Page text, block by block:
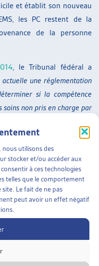
nous utilisons des
stocker et/ou accéder aux
à ces technologies
telles que le comportement
Le fait de ne pas
peut avoir un effet négatif
et établit son nouveau
les PC restent de la
de la personne
, le Tribunal fédéral a
une réglementation
si la compétence
soins non pris en charge par
en matière de prestations
si l’entrée dans un home
(valant création d’un
en matière de
situe l’établissement »
que« jusqu’à l’entrée en
fédéral, la compétence
dans les rapports
le principe du domicile »